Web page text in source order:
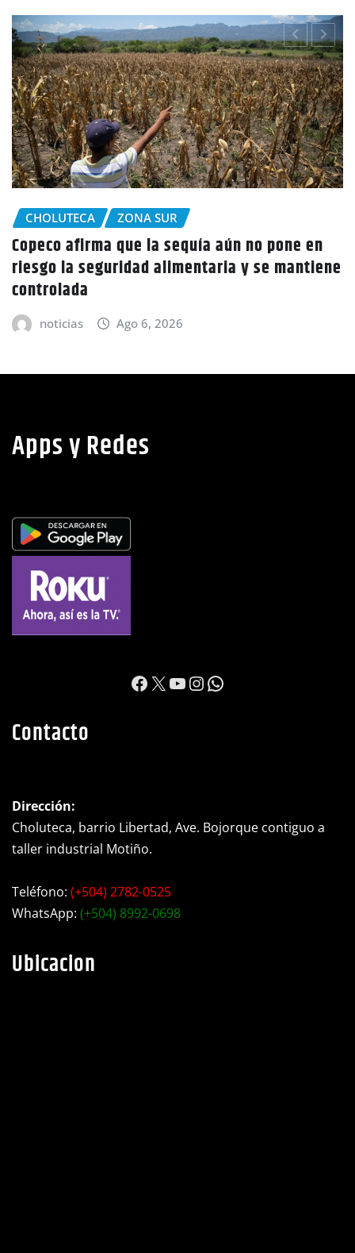
CHOLUTECA
Policía Nacional desaloja a campesinos de
tierras en El Tulito, Choluteca
Apps y Redes
https://
X YouTube
Instagram
WhatsApp
Contacto
Dirección:
Choluteca, barrio Libertad, Ave. Bojorque contiguo a
taller industrial Motiño.
Teléfono: (+504) 2782-0525
WhatsApp: (+504) 8992-0698
Ubicacion